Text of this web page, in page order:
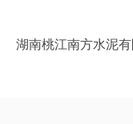
湖南桃江南方水泥